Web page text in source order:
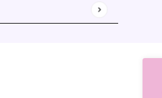
hCaptcha en het privacybeleid